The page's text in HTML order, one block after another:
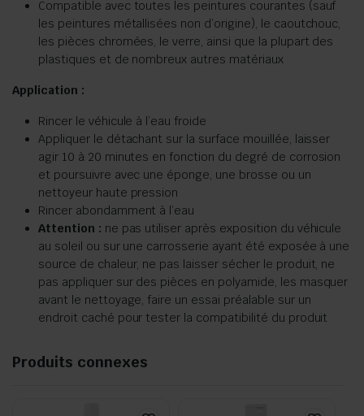
Compatible avec toutes les peintures courantes (sauf
les peintures métallisées non d’origine), le caoutchouc,
les pièces chromées, le verre, ainsi que la plupart des
plastiques et de nombreux autres matériaux
Application :
Rincer le véhicule à l’eau froide
Appliquer le détachant sur la surface mouillée, laisser
agir 10 à 20 minutes en fonction du degré de corrosion
et poursuivre avec une éponge, une brosse ou un
nettoyeur haute pression
Rincer abondamment à l’eau
Attention : ne pas utiliser après exposition du véhicule
au soleil ou sur une carrosserie ayant été exposée à une
source de chaleur, ne pas laisser sécher le produit, ne
pas appliquer sur des pièces en polyamide, les masquer
avant le nettoyage, faire un essai préalable sur un
endroit caché pour tester la compatibilité du produit
Produits connexes